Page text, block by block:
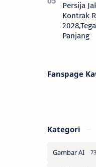
Persija
Kontrak
Panjang
Fanspage
Kategori
Gambar AI